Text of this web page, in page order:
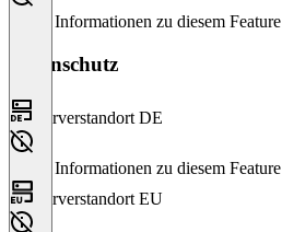
Keine Informationen zu diesem Feature
Datenschutz
Serverstandort DE
Keine Informationen zu diesem Feature
Serverstandort EU